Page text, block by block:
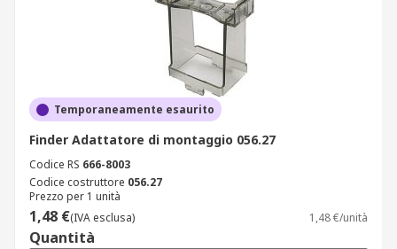
Temporaneamente esaurito
Finder Adattatore di montaggio 056.27
Codice RS 666-8003
Codice costruttore 056.27
Prezzo per 1 unità
1,48 €(IVA esclusa) 1,48 €/unità
Quantità